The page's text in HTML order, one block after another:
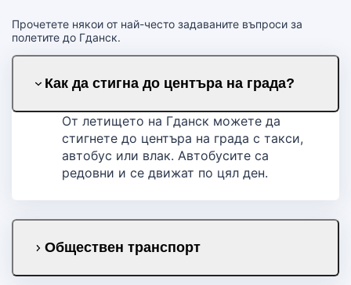
Прочетете някои от най-често задаваните въпроси за
полетите до Гданск.
Как да стигна до центъра на града?
От летището на Гданск можете да
стигнете до центъра на града с такси,
автобус или влак. Автобусите са
редовни и се движат по цял ден.
Обществен транспорт